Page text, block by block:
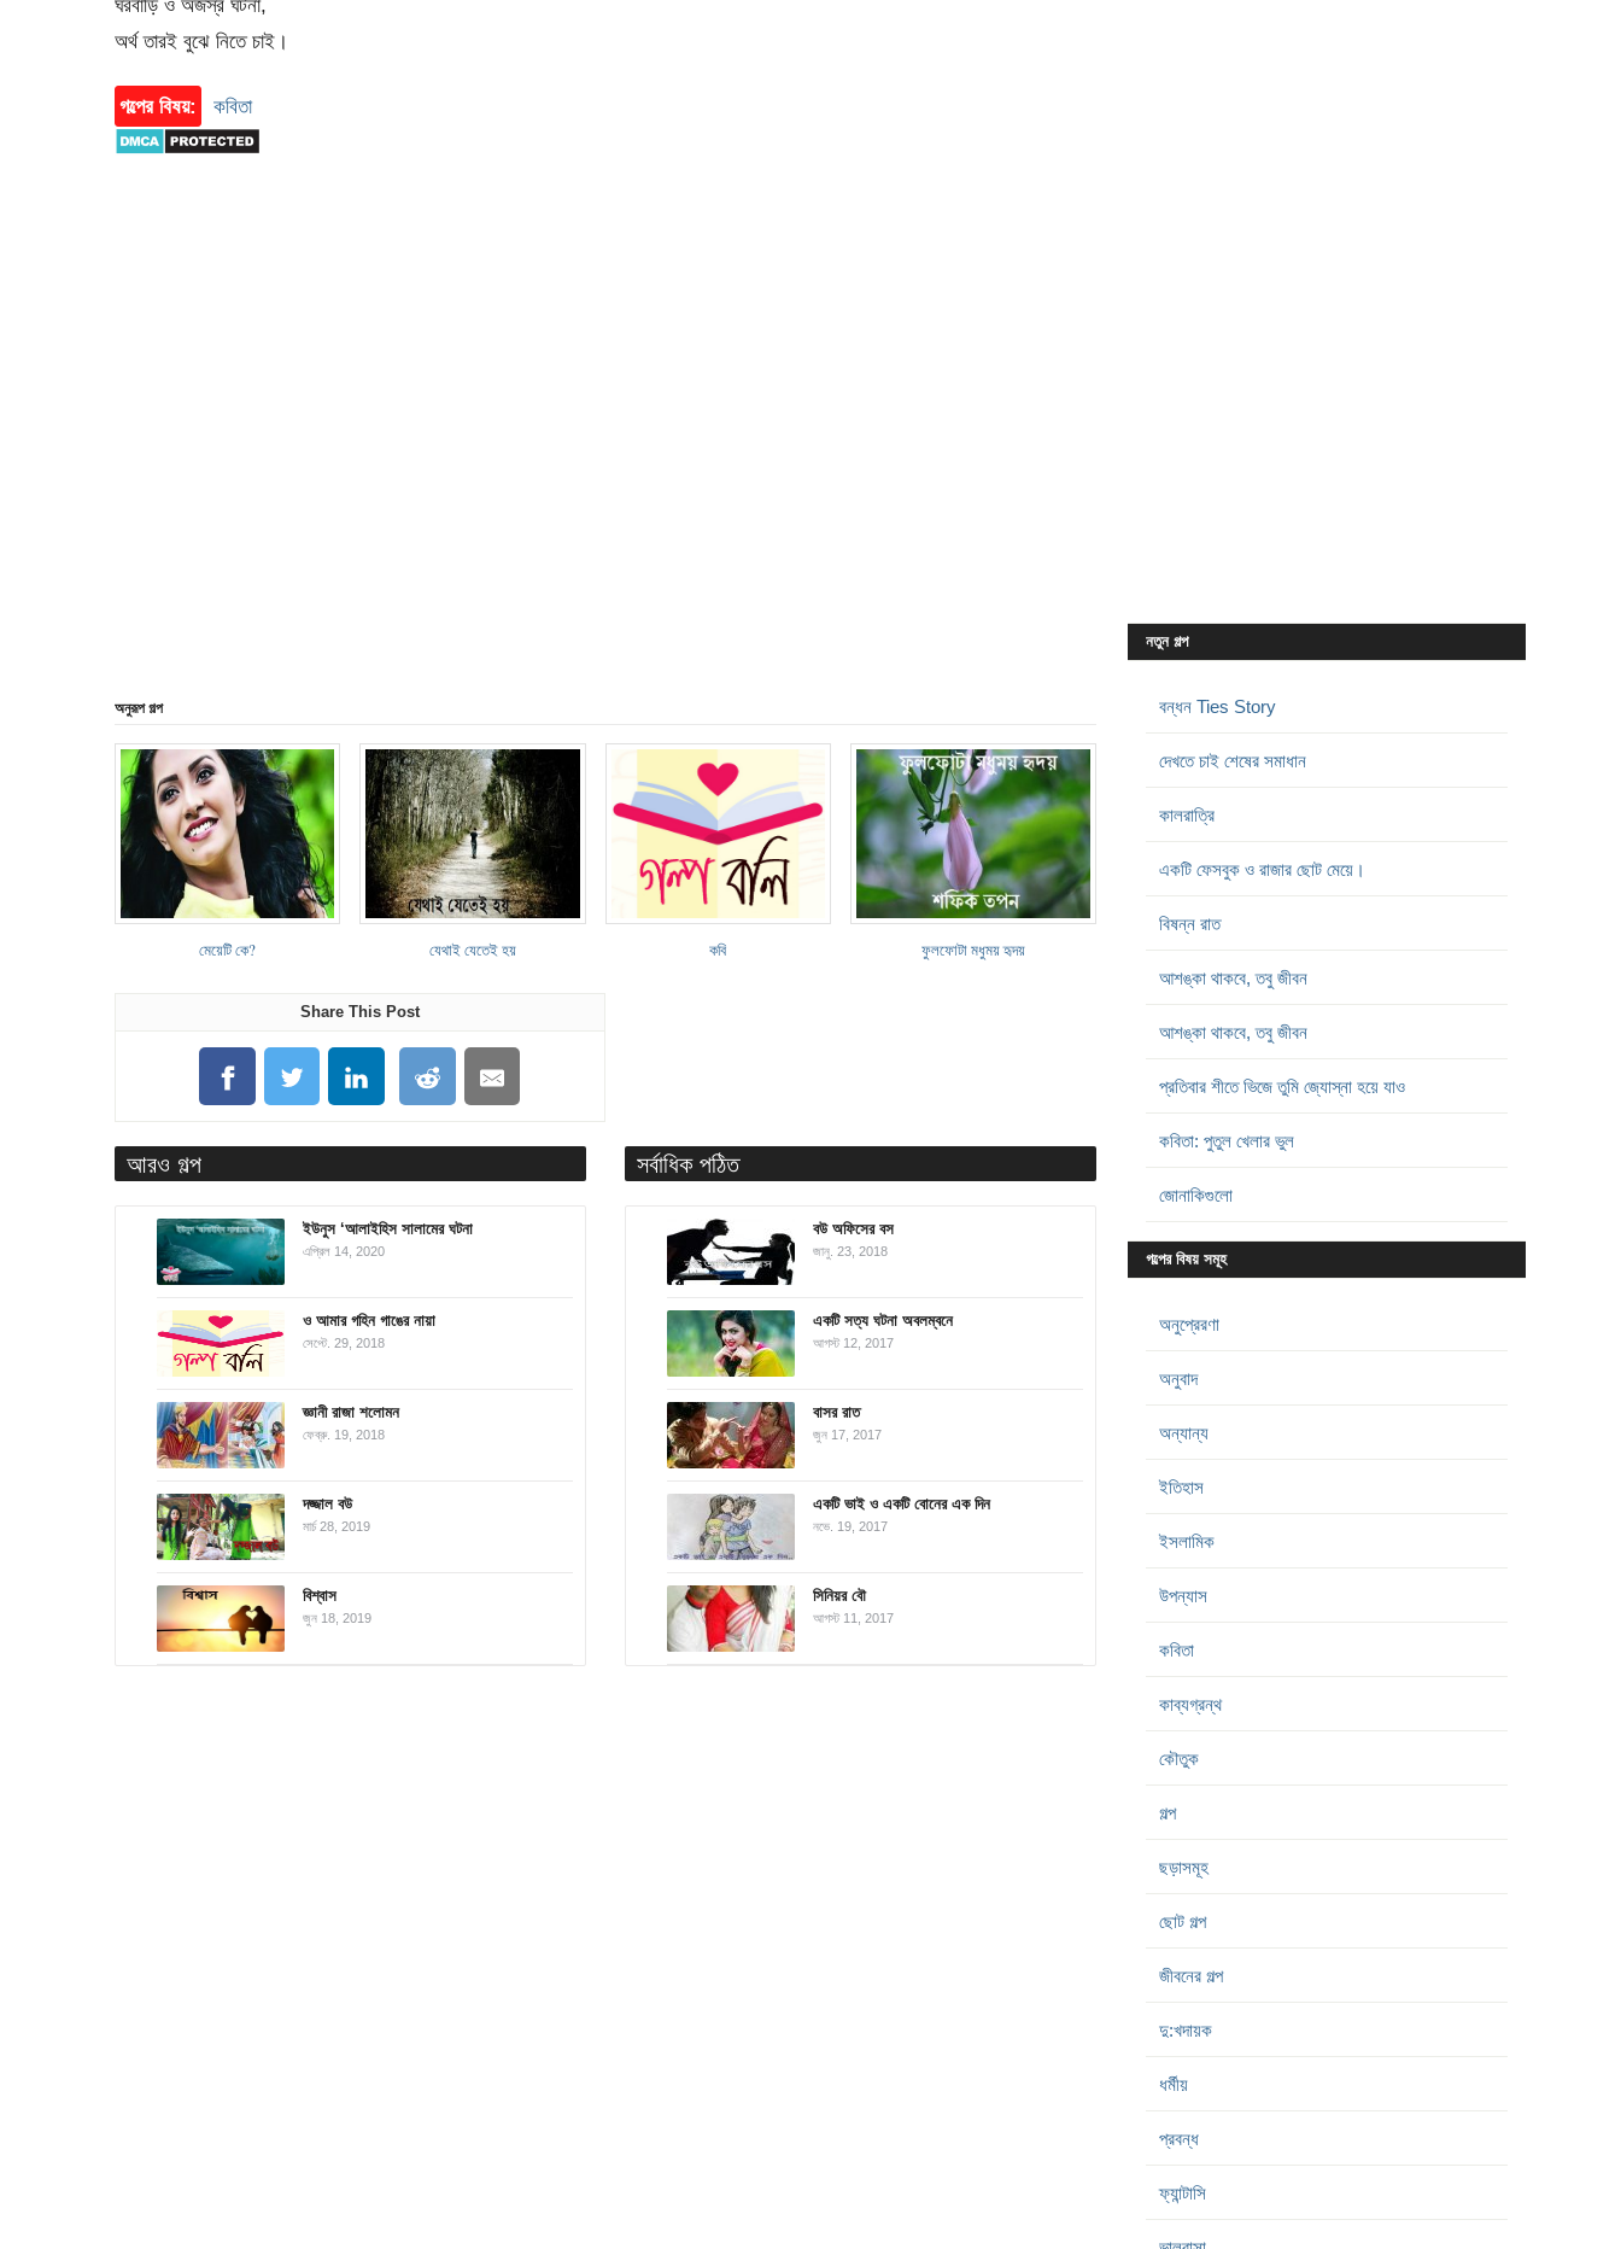
ঘরবাড়ি ও অজস্র ঘটনা,
অর্থ তারই বুঝে নিতে চাই।
গল্পের বিষয়: কবিতা
অনুরূপ গল্প
মেয়েটি কে? যেথাই যেতেই হয় কবি ফুলফোটা মধুময় হৃদয়
Share This Post
আরও গল্প
ইউনুস ‘আলাইহিস সালামের ঘটনা
এপ্রিল 14, 2020
ও আমার গহিন গাঙের নায়া
সেপ্টে. 29, 2018
জ্ঞানী রাজা শলোমন
ফেব্রু. 19, 2018
দজ্জাল বউ
মার্চ 28, 2019
বিশ্বাস
জুন 18, 2019
সর্বাধিক পঠিত
বউ অফিসের বস
জানু. 23, 2018
একটি সত্য ঘটনা অবলম্বনে
আগস্ট 12, 2017
বাসর রাত
জুন 17, 2017
একটি ভাই ও একটি বোনের এক দিন
নভে. 19, 2017
সিনিয়র বৌ
আগস্ট 11, 2017
নতুন গল্প
বন্ধন Ties Story
দেখতে চাই শেষের সমাধান
কালরাত্রি
একটি ফেসবুক ও রাজার ছোট মেয়ে।
বিষন্ন রাত
আশঙ্কা থাকবে, তবু জীবন
আশঙ্কা থাকবে, তবু জীবন
প্রতিবার শীতে ভিজে তুমি জ্যোস্না হয়ে যাও
কবিতা: পুতুল খেলার ভুল
জোনাকিগুলো
গল্পের বিষয় সমূহ
অনুপ্রেরণা
অনুবাদ
অন্যান্য
ইতিহাস
ইসলামিক
উপন্যাস
কবিতা
কাব্যগ্রন্থ
কৌতুক
গল্প
ছড়াসমূহ
ছোট গল্প
জীবনের গল্প
দু:খদায়ক
ধর্মীয়
প্রবন্ধ
ফ্যান্টাসি